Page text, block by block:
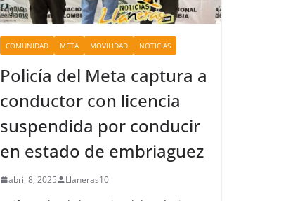
COMUNIDAD META MOVILIDAD NOTICIAS
Policía del Meta captura a
conductor con licencia
suspendida por conducir
en estado de embriaguez
abril 8, 2025 Llaneras10